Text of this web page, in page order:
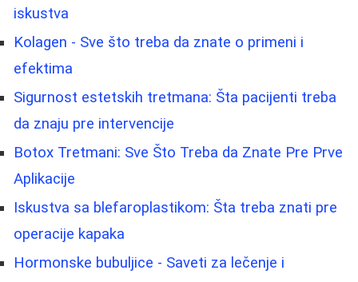
iskustva
Kolagen - Sve što treba da znate o primeni i
efektima
Sigurnost estetskih tretmana: Šta pacijenti treba
da znaju pre intervencije
Botox Tretmani: Sve Što Treba da Znate Pre Prve
Aplikacije
Iskustva sa blefaroplastikom: Šta treba znati pre
operacije kapaka
Hormonske bubuljice - Saveti za lečenje i